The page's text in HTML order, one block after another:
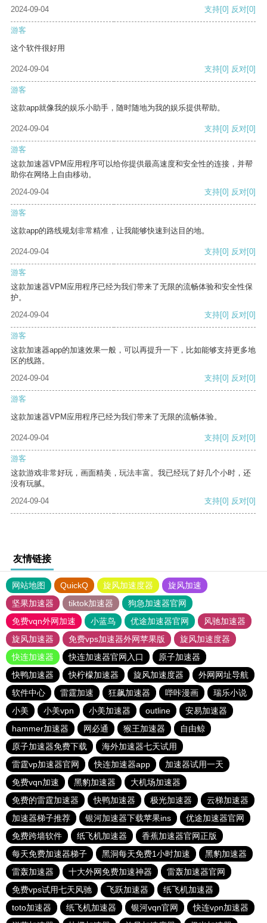
2024-09-04 支持[0] 反对[0]
游客
这个软件很好用
2024-09-04 支持[0] 反对[0]
游客
这款app就像我的娱乐小助手，随时随地为我的娱乐提供帮助。
2024-09-04 支持[0] 反对[0]
游客
这款加速器VPM应用程序可以给你提供最高速度和安全性的连接，并帮
助你在网络上自由移动。
2024-09-04
支持[0] 反对[0]
游客
这款app的路线规划非常精准，让我能够快速到达目的地。
2024-09-04 支持[0] 反对[0]
游客
这款加速器VPM应用程序已经为我们带来了无限的流畅体验和安全性保
护。
2024-09-04
支持[0] 反对[0]
游客
这款加速器app的加速效果一般，可以再提升一下，比如能够支持更多地
区的线路。
2024-09-04
支持[0] 反对[0]
游客
这款加速器VPM应用程序已经为我们带来了无限的流畅体验。
2024-09-04 支持[0] 反对[0]
游客
这款游戏非常好玩，画面精美，玩法丰富。我已经玩了好几个小时，还
没有玩腻。
2024-09-04
支持[0] 反对[0]
友情链接
网站地图 QuickQ 旋风加速度器
旋风加速
坚果加速器
tiktok加速器
狗急加速器官网
免费vqn外网加速
小蓝鸟 优途加速器官网
风驰加速器
旋风加速器
免费vps加速器外网苹果版
旋风加速度器
快连加速器
快连加速器官网入口
原子加速器
快鸭加速器
快柠檬加速器 旋风加速度器
外网网址导航
软件中心
雷霆加速 狂飙加速器 哔咔漫画
瑞乐小说
小美
小美vpn 小美加速器 outline
安易加速器
hammer加速器
网必通 猴王加速器
自由鲸
原子加速器免费下载
海外加速器七天试用
雷霆vp加速器官网
快连加速器app
加速器试用一天
免费vqn加速
黑豹加速器
大机场加速器
免费的雷霆加速器
快鸭加速器 极光加速器
云梯加速器
加速器梯子推荐
银河加速器下载苹果ins
优途加速器官网
免费跨墙软件
纸飞机加速器
香蕉加速器官网正版
每天免费加速器梯子
黑洞每天免费1小时加速
黑豹加速器
雷轰加速器
十大外网免费加速神器
雷轰加速器官网
免费vps试用七天风驰
飞跃加速器
纸飞机加速器
toto加速器
纸飞机加速器 银河vqn官网
快连vρn加速器